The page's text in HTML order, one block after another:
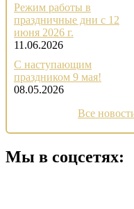
Режим работы в
праздничные дни с 12
июня 2026 г.
11.06.2026
С наступающим
праздником 9 мая!
08.05.2026
Все
Мы в соцсетях: